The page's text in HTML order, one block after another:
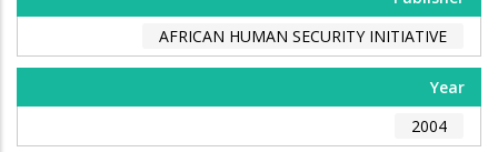
AFRICAN HUMAN SECURITY INITIATIVE
Year
2004